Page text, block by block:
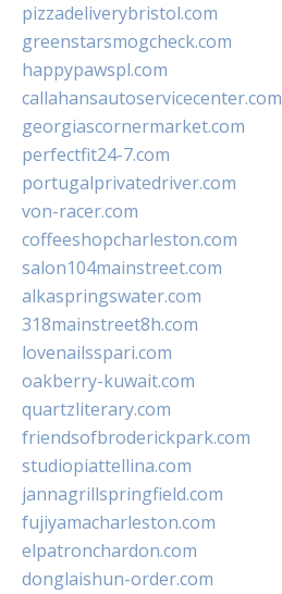
pizzadeliverybristol.com
greenstarsmogcheck.com
happypawspl.com
callahansautoservicecenter.com
georgiascornermarket.com
perfectfit24-7.com
portugalprivatedriver.com
von-racer.com
coffeeshopcharleston.com
salon104mainstreet.com
alkaspringswater.com
318mainstreet8h.com
lovenailsspari.com
oakberry-kuwait.com
quartzliterary.com
friendsofbroderickpark.com
studiopiattellina.com
jannagrillspringfield.com
fujiyamacharleston.com
elpatronchardon.com
donglaishun-order.com